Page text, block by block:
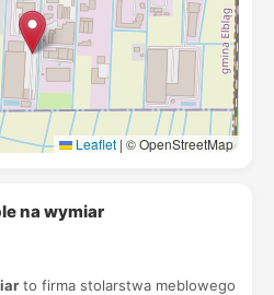
Leaflet | © OpenStreetMap
na wymiar
to firma stolarstwa meblowego